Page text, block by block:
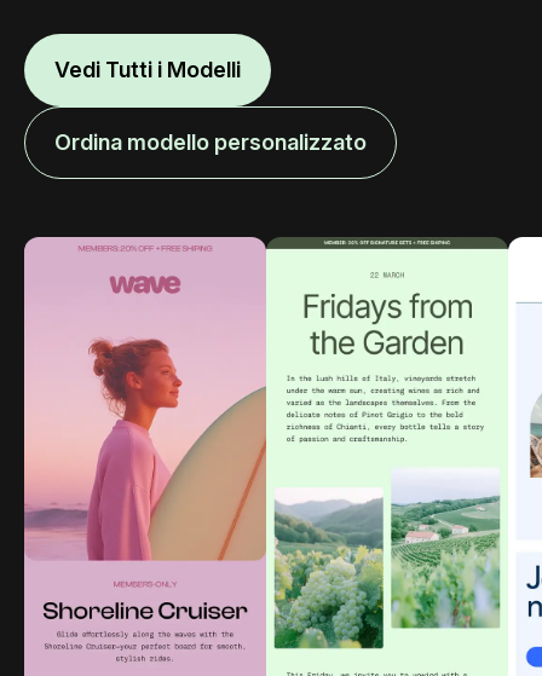
Vedi Tutti i Modelli
Ordina modello personalizzato